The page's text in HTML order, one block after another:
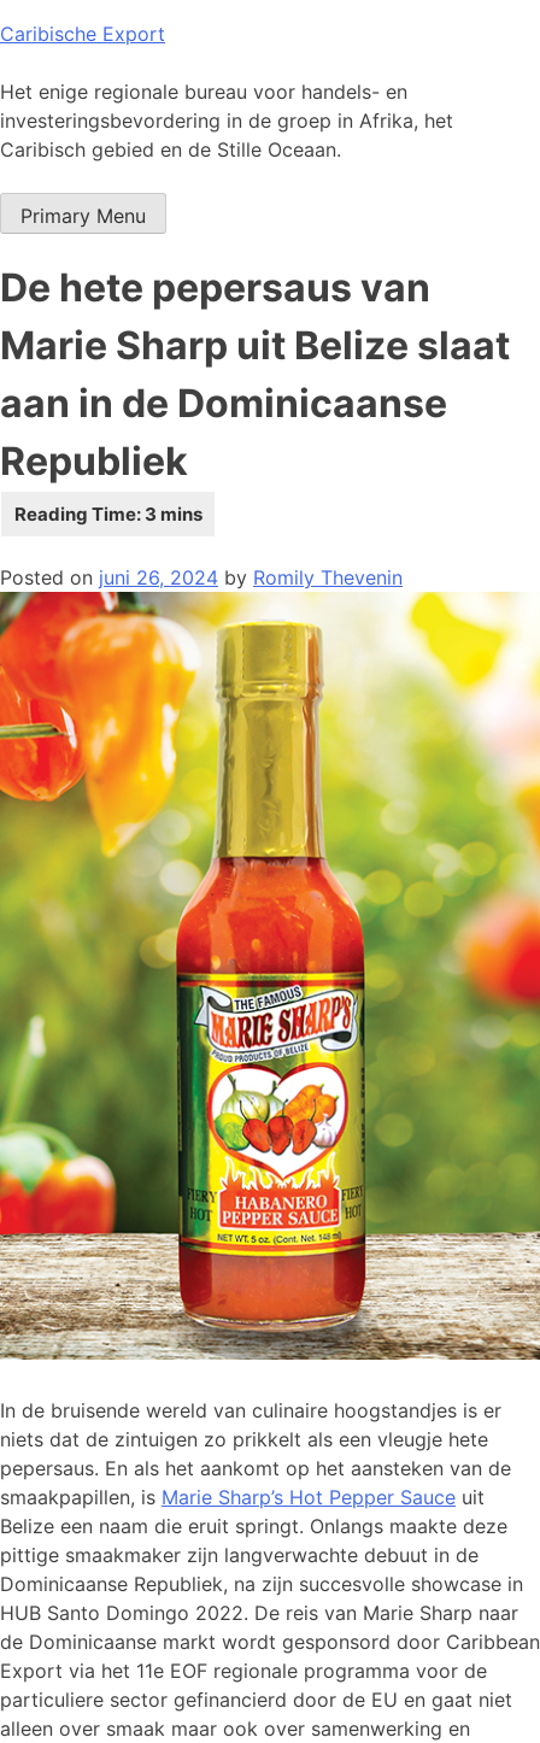
Skip
content
Caribische Export
Het enige regionale bureau voor handels- en
investeringsbevordering in de groep in Afrika, het
Caribisch gebied en de Stille Oceaan.
Primary Menu
De hete pepersaus van
Marie Sharp uit Belize slaat
aan in de Dominicaanse
Republiek
Posted on juni 26, 2024 by Romily Thevenin
In de bruisende wereld van culinaire hoogstandjes is er
niets dat de zintuigen zo prikkelt als een vleugje hete
pepersaus. En als het aankomt op het aansteken van de
smaakpapillen, is Marie Sharp’s Hot Pepper Sauce uit
Belize een naam die eruit springt. Onlangs maakte deze
pittige smaakmaker zijn langverwachte debuut in de
Dominicaanse Republiek, na zijn succesvolle showcase in
HUB Santo Domingo 2022. De reis van Marie Sharp naar
de Dominicaanse markt wordt gesponsord door Caribbean
Export via het 11e EOF regionale programma voor de
particuliere sector gefinancierd door de EU en gaat niet
alleen over smaak maar ook over samenwerking en